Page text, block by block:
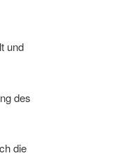
und
des
die